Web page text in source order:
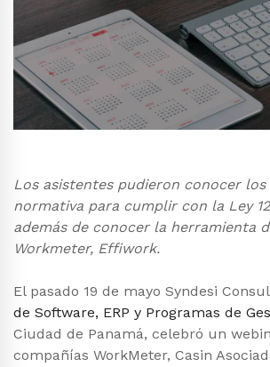
Los asistentes pudieron conocer
normativa para cumplir con la Ley
además de conocer la herramienta
Workmeter, Effiwork.
El pasado 19 de mayo Syndesi
de Software, ERP y Programas de
Ciudad de Panamá, celebró un
compañías WorkMeter, Casin